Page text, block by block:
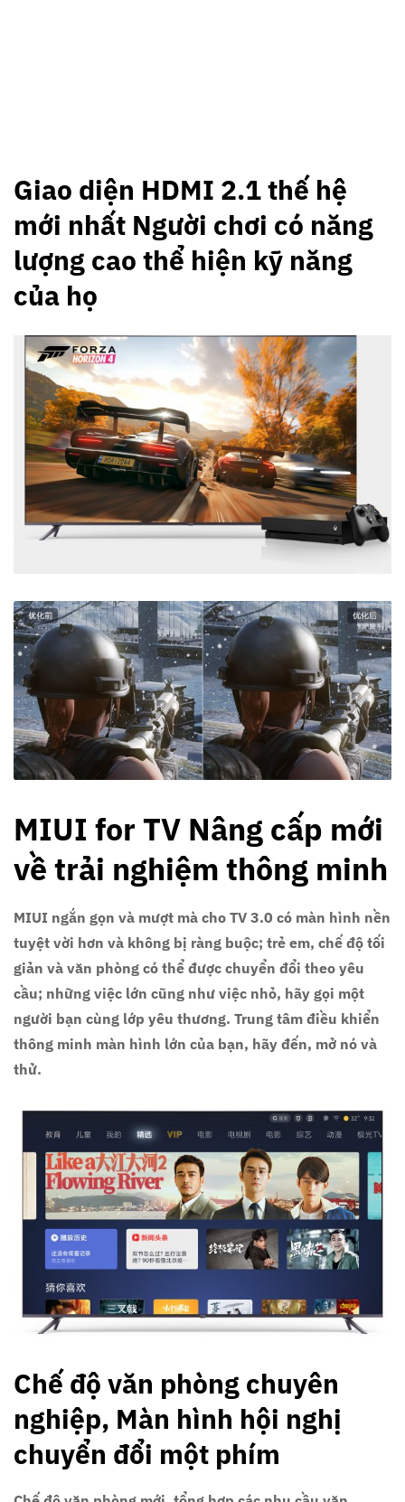
Giao diện HDMI 2.1 thế hệ
mới nhất Người chơi có năng
lượng cao thể hiện kỹ năng
của họ
MIUI for TV Nâng cấp mới
về trải nghiệm thông minh
MIUI ngắn gọn và mượt mà cho TV 3.0 có màn hình nền
tuyệt vời hơn và không bị ràng buộc; trẻ em, chế độ tối
giản và văn phòng có thể được chuyển đổi theo yêu
cầu; những việc lớn cũng như việc nhỏ, hãy gọi một
người bạn cùng lớp yêu thương. Trung tâm điều khiển
thông minh màn hình lớn của bạn, hãy đến, mở nó và
thử.
Chế độ văn phòng chuyên
nghiệp, Màn hình hội nghị
chuyển đổi một phím